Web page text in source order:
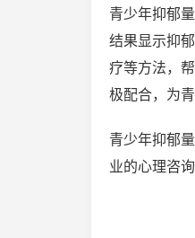
青少年抑郁
结果显示抑
疗等方法，
极配合，为
青少年抑郁
业的心理咨